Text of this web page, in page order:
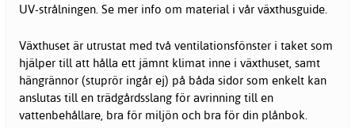
UV-strålningen. Se mer info om material i vår växthusguide.
Växthuset är utrustat med två ventilationsfönster i taket som
hjälper till att hålla ett jämnt klimat inne i växthuset, samt
hängrännor (stuprör ingår ej) på båda sidor som enkelt kan
anslutas till en trädgårdsslang för avrinning till en
vattenbehållare, bra för miljön och bra för din plånbok.